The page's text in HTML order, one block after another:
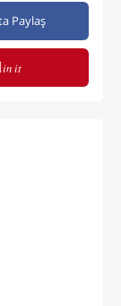
Paylaş
in it